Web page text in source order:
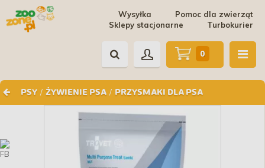
Pomoc dla zwierząt
Wysyłka
Turbokurier
Sklepy stacjonarne
PSY / ŻYWIENIE PSA / PRZYSMAKI DLA PSA
0